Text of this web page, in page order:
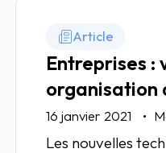
Article
Entreprises :
16 janvier 2021
Les nouvelles